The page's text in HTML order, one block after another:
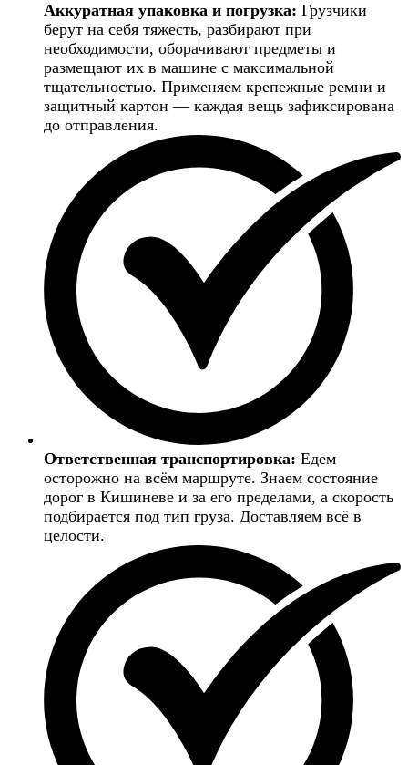
Аккуратная упаковка и погрузка: Грузчики
берут на себя тяжесть, разбирают при
необходимости, оборачивают предметы и
размещают их в машине с максимальной
тщательностью. Применяем крепежные ремни и
защитный картон — каждая вещь зафиксирована
до отправления.
Ответственная транспортировка: Едем
осторожно на всём маршруте. Знаем состояние
дорог в Кишиневе и за его пределами, а скорость
подбирается под тип груза. Доставляем всё в
целости.